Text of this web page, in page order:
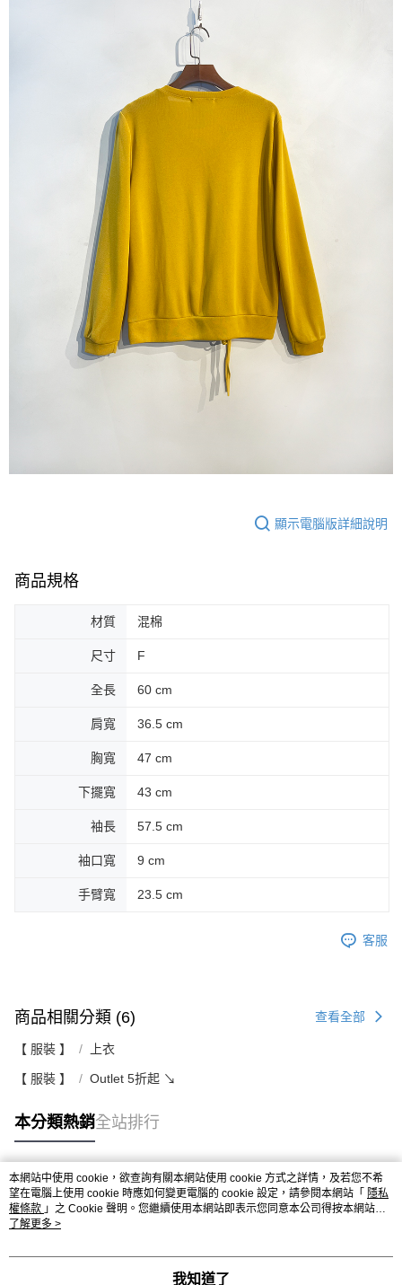
顯示電腦版詳細說明
商品規格
材質 混棉
尺寸 F
全長 60 cm
肩寬 36.5 cm
胸寬 47 cm
下擺寬 43 cm
袖長 57.5 cm
袖口寬 9 cm
手臂寬 23.5 cm
客服
商品相關分類 (6) 查看全部
【 服裝 】 上衣
【 服裝 】 Outlet 5折起 ↘
本分類熱銷全站排行
熱門標籤
本網站中使用 cookie，欲查詢有關本網站使用 cookie 方式之詳情，及若您不希
望在電腦上使用 cookie 時應如何變更電腦的 cookie 設定，請參閱本網站「 隱私
權條款 」之 Cookie 聲明。您繼續使用本網站即表示您同意本公司得按本網站使
用條款之 Cookie 聲明使用 cookie。
了解更多 >
我知道了